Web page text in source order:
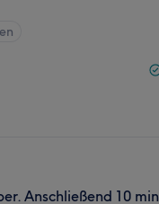
Anschließend 10 min